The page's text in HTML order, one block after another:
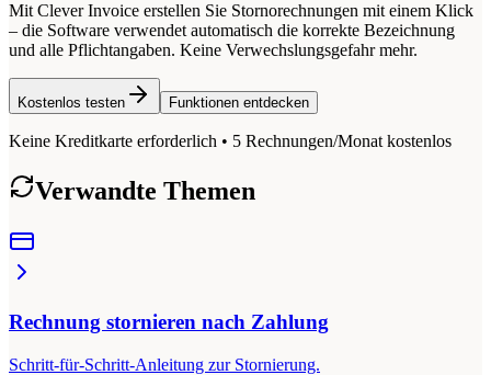
Mit Clever Invoice erstellen Sie Stornorechnungen mit einem Klick
– die Software verwendet automatisch die korrekte Bezeichnung
und alle Pflichtangaben. Keine Verwechslungsgefahr mehr.
Kostenlos testen Funktionen entdecken
Keine Kreditkarte erforderlich • 5 Rechnungen/Monat kostenlos
Verwandte Themen
Rechnung stornieren nach Zahlung
Schritt-für-Schritt-Anleitung zur Stornierung.